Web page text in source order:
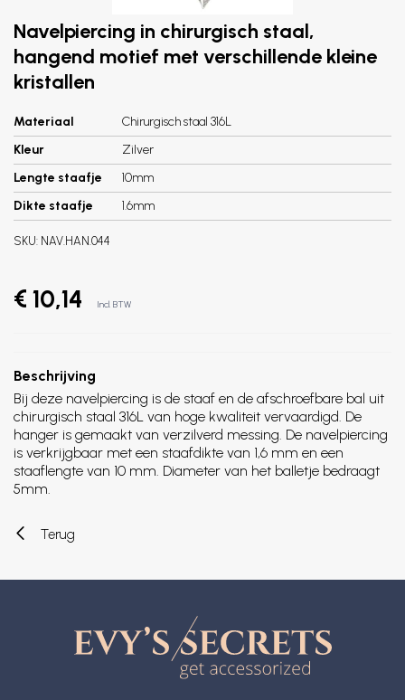
Navelpiercing in chirurgisch staal,
hangend motief met verschillende kleine
kristallen
Materiaal
Chirurgisch staal 316L
Kleur
Zilver
Lengte staafje
10mm
Dikte staafje
1.6mm
SKU: NAV.HAN.044
€ 10,14 Incl. BTW
Beschrijving
Bij deze navelpiercing is de staaf en de afschroefbare bal uit
chirurgisch staal 316L van hoge kwaliteit vervaardigd. De
hanger is gemaakt van verzilverd messing. De navelpiercing
is verkrijgbaar met een staafdikte van 1,6 mm en een
staaflengte van 10 mm. Diameter van het balletje bedraagt
5mm.
Terug